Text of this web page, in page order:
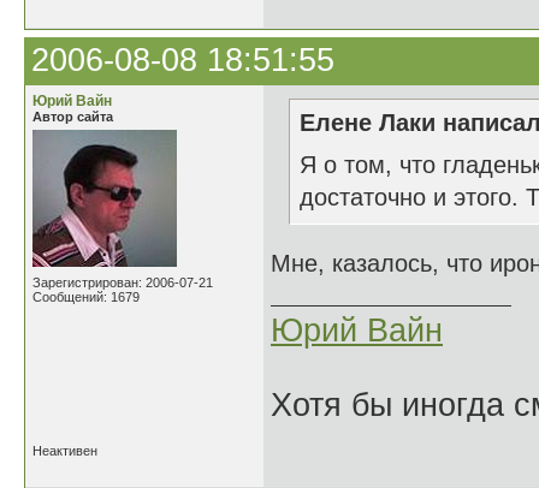
2006-08-08 18:51:55
Юрий Вайн
Автор сайта
Зарегистрирован: 2006-07-21
Сообщений: 1679
Елене Лаки
Я о том, что
достаточно и этого.
Мне, казалось, что
Юрий Вайн
Хотя бы иногда
Неактивен